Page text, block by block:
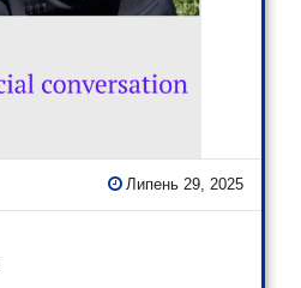
Липень 29, 2025